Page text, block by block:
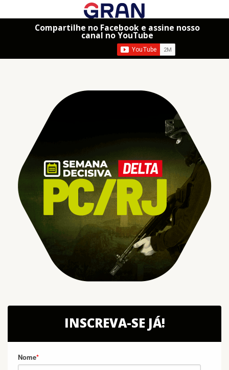
Compartilhe no Facebook e assine nosso
canal no YouTube
INSCREVA-SE JÁ!